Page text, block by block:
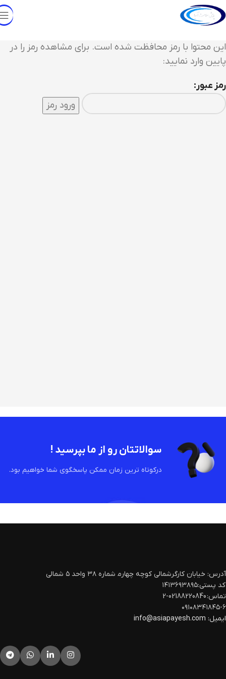
این محتوا با رمز محافظت شده است. برای مشاهده رمز را در
پایین وارد نمایید:
رمز عبور:
سوالاتتان رو از ما بپرسید !
درکوتاه ترین زمان ممکن پاسخگوی شما خواهیم بود.
آدرس: خیابان کارگرشمالی کوچه چهارم‍ شماره ۳۸ واحد ۵ شمالی
کد پستی:۱۴۱۳۶۹۳۸۹۵
تماس: 02188220840-2
۰۹۱۰۸۳۴۱۸۴۵-۶
ایمیل: